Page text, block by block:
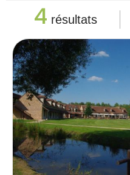
4 résultats